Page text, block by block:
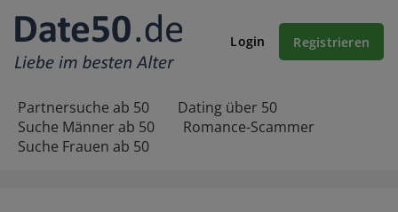
Login Registrieren
Partnersuche ab 50
Dating über 50
Suche Männer ab 50
Romance-Scammer
Suche Frauen ab 50